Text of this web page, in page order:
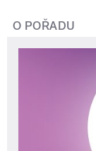
O POŘADU